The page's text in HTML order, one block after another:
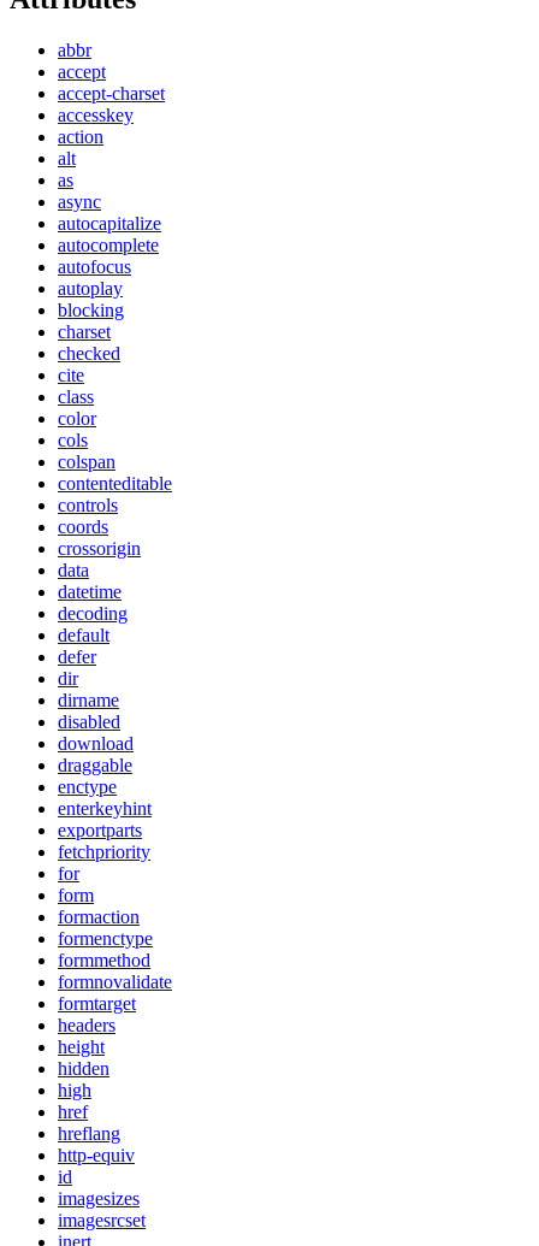
abbr
accept
accept-charset
accesskey
action
alt
as
async
autocapitalize
autocomplete
autofocus
autoplay
blocking
charset
checked
cite
class
color
cols
colspan
contenteditable
controls
coords
crossorigin
data
datetime
decoding
default
defer
dir
dirname
disabled
download
draggable
enctype
enterkeyhint
exportparts
fetchpriority
for
form
formaction
formenctype
formmethod
formnovalidate
formtarget
headers
height
hidden
high
href
hreflang
http-equiv
id
imagesizes
imagesrcset
inert